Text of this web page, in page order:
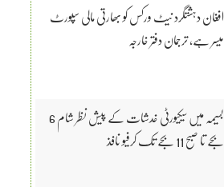
افغان دہشتگرد نیٹ ورکس کو بھارتی مالی سپورٹ
میسر ہے، ترجمان دفتر خارجہ
بسیمہ میں سیکیورٹی خدشات کے پیش نظر شام 6
بجے تا صبح 11 بجے تک کرفیو نافذ